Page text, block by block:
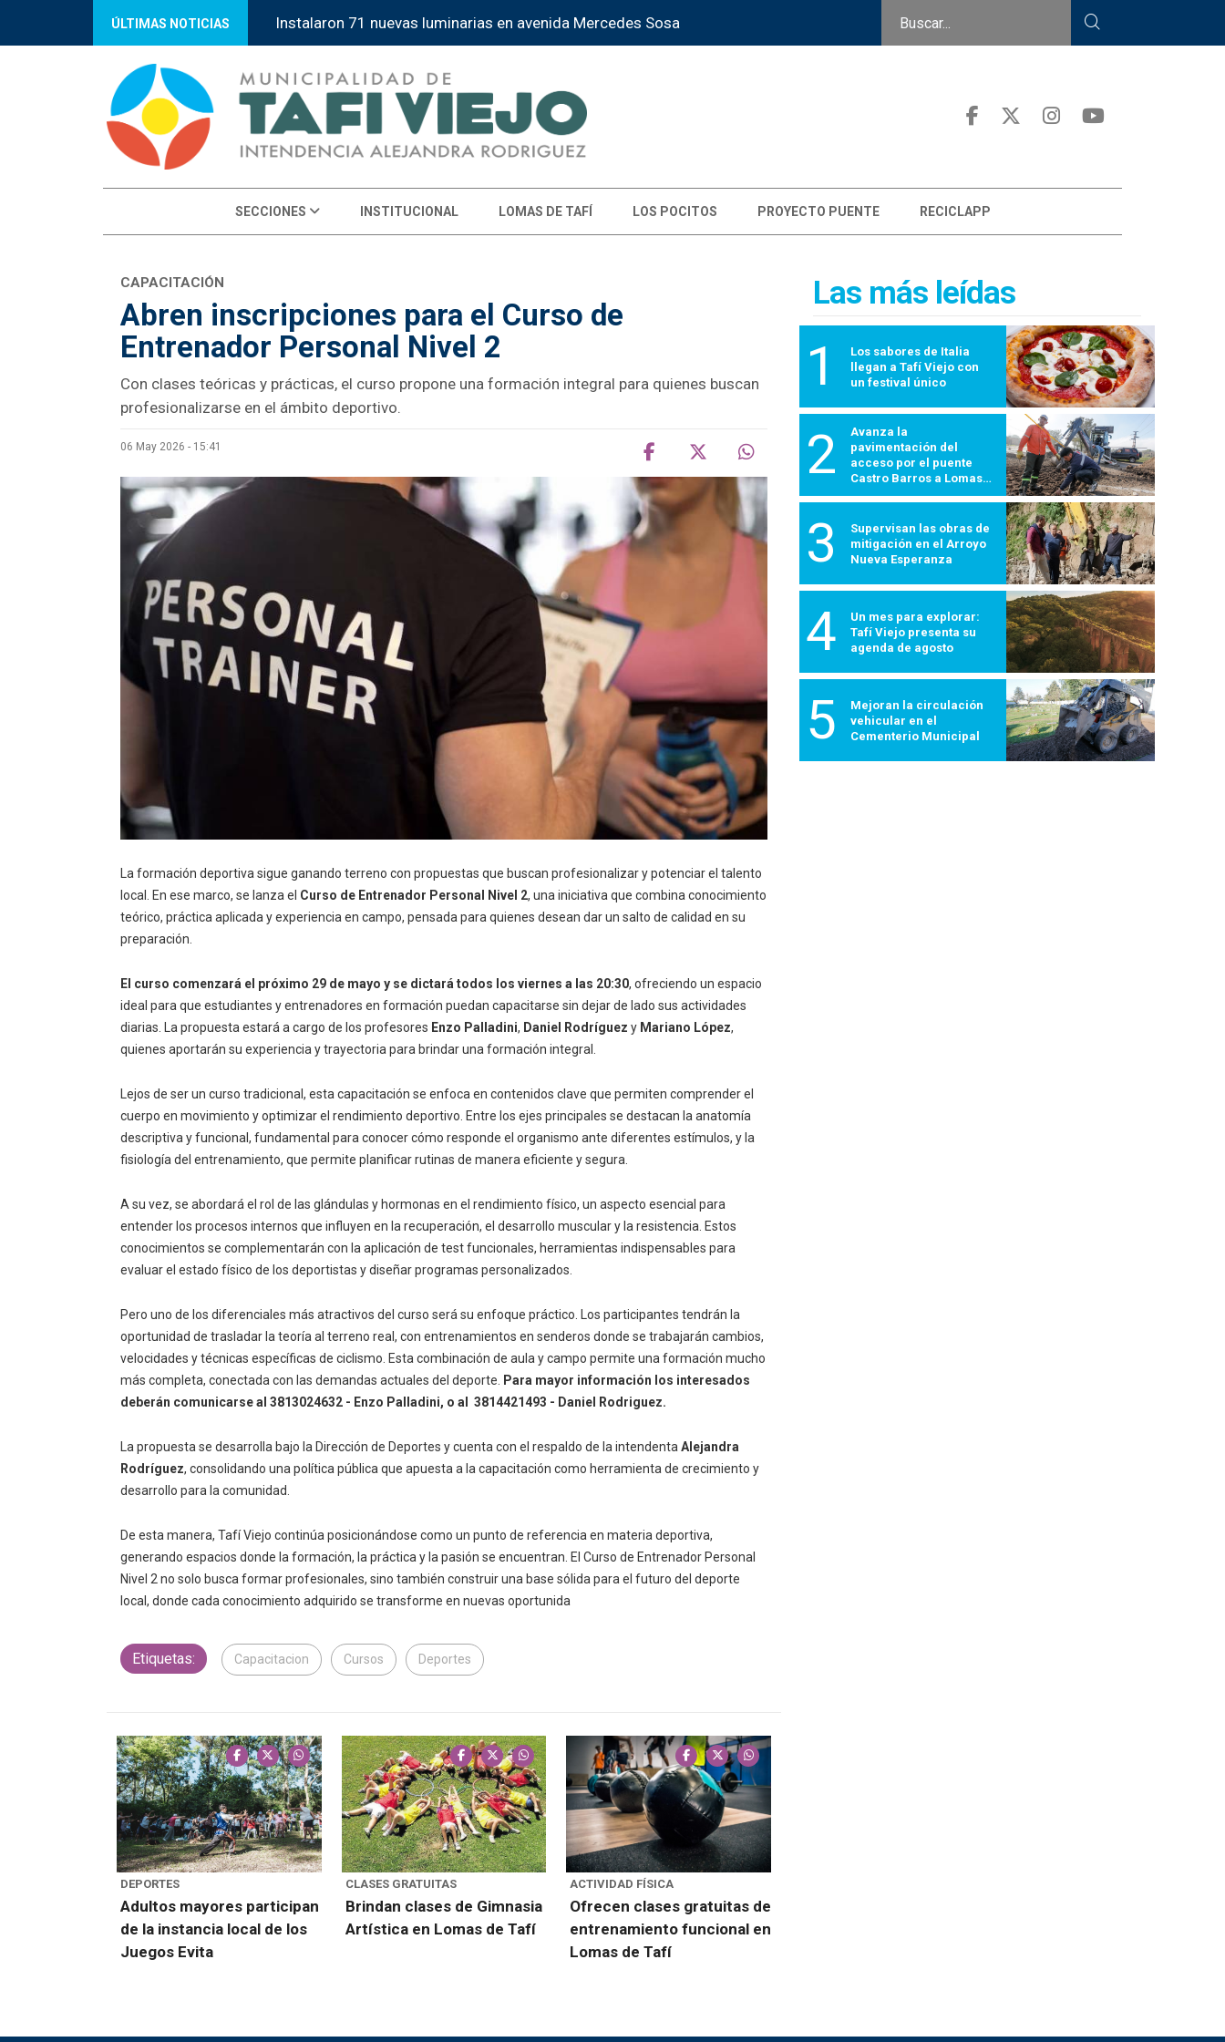
ÚLTIMAS NOTICIAS Instalaron 71 nuevas luminarias en avenida Mercedes Sosa
SECCIONES INSTITUCIONAL LOMAS DE TAFÍ LOS POCITOS PROYECTO PUENTE RECICLAPP
CAPACITACIÓN
Abren inscripciones para el Curso de
Entrenador Personal Nivel 2
Con clases teóricas y prácticas, el curso propone una formación integral para quienes buscan
profesionalizarse en el ámbito deportivo.
06 May 2026 - 15:41
La formación deportiva sigue ganando terreno con propuestas que buscan profesionalizar y potenciar el talento
local. En ese marco, se lanza el Curso de Entrenador Personal Nivel 2, una iniciativa que combina conocimiento
teórico, práctica aplicada y experiencia en campo, pensada para quienes desean dar un salto de calidad en su
preparación.
El curso comenzará el próximo 29 de mayo y se dictará todos los viernes a las 20:30, ofreciendo un espacio
ideal para que estudiantes y entrenadores en formación puedan capacitarse sin dejar de lado sus actividades
diarias. La propuesta estará a cargo de los profesores Enzo Palladini, Daniel Rodríguez y Mariano López,
quienes aportarán su experiencia y trayectoria para brindar una formación integral.
Lejos de ser un curso tradicional, esta capacitación se enfoca en contenidos clave que permiten comprender el
cuerpo en movimiento y optimizar el rendimiento deportivo. Entre los ejes principales se destacan la anatomía
descriptiva y funcional, fundamental para conocer cómo responde el organismo ante diferentes estímulos, y la
fisiología del entrenamiento, que permite planificar rutinas de manera eficiente y segura.
A su vez, se abordará el rol de las glándulas y hormonas en el rendimiento físico, un aspecto esencial para
entender los procesos internos que influyen en la recuperación, el desarrollo muscular y la resistencia. Estos
conocimientos se complementarán con la aplicación de test funcionales, herramientas indispensables para
evaluar el estado físico de los deportistas y diseñar programas personalizados.
Pero uno de los diferenciales más atractivos del curso será su enfoque práctico. Los participantes tendrán la
oportunidad de trasladar la teoría al terreno real, con entrenamientos en senderos donde se trabajarán cambios,
velocidades y técnicas específicas de ciclismo. Esta combinación de aula y campo permite una formación mucho
más completa, conectada con las demandas actuales del deporte.
Para mayor información los interesados
deberán comunicarse al 3813024632 - Enzo Palladini, o al 3814421493 - Daniel Rodriguez.
La propuesta se desarrolla bajo la Dirección de Deportes y cuenta con el respaldo de la intendenta Alejandra
Rodríguez, consolidando una política pública que apuesta a la capacitación como herramienta de crecimiento y
desarrollo para la comunidad.
De esta manera, Tafí Viejo continúa posicionándose como un punto de referencia en materia deportiva,
generando espacios donde la formación, la práctica y la pasión se encuentran. El Curso de Entrenador Personal
Nivel 2 no solo busca formar profesionales, sino también construir una base sólida para el futuro del deporte
local, donde cada conocimiento adquirido se transforme en nuevas oportunida
Etiquetas: Capacitacion Cursos Deportes
DEPORTES
Adultos mayores participan
de la instancia local de los
Juegos Evita
CLASES GRATUITAS
Brindan clases de Gimnasia
Artística en Lomas de Tafí
ACTIVIDAD FÍSICA
Ofrecen clases gratuitas de
entrenamiento funcional en
Lomas de Tafí
Las más leídas
1
Los sabores de Italia
llegan a Tafí Viejo con
un festival único
2
Avanza la
pavimentación del
acceso por el puente
Castro Barros a Lomas
600
3
Supervisan las obras de
mitigación en el Arroyo
Nueva Esperanza
4
Un mes para explorar:
Tafí Viejo presenta su
agenda de agosto
5
Mejoran la circulación
vehicular en el
Cementerio Municipal